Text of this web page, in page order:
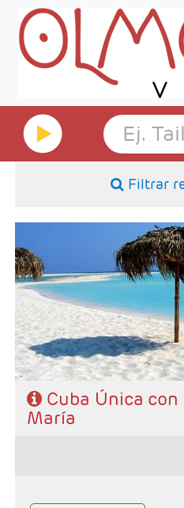
Filtrar
Características
- Salidas: Sábados
- Ruta: 3 noches Habana y 4
- Categoría hotelera: Única
- Régimen: TI en Cayo Largo
Cuba Única con
María